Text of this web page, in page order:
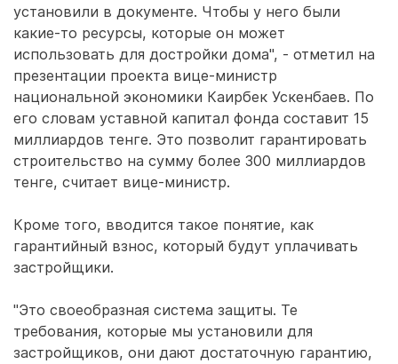
установили в документе. Чтобы у него были
какие-то ресурсы, которые он может
использовать для достройки дома", - отметил на
презентации проекта вице-министр
национальной экономики Каирбек Ускенбаев. По
его словам уставной капитал фонда составит 15
миллиардов тенге. Это позволит гарантировать
строительство на сумму более 300 миллиардов
тенге, считает вице-министр.
Кроме того, вводится такое понятие, как
гарантийный взнос, который будут уплачивать
застройщики.
"Это своеобразная система защиты. Те
требования, которые мы установили для
застройщиков, они дают достаточную гарантию,